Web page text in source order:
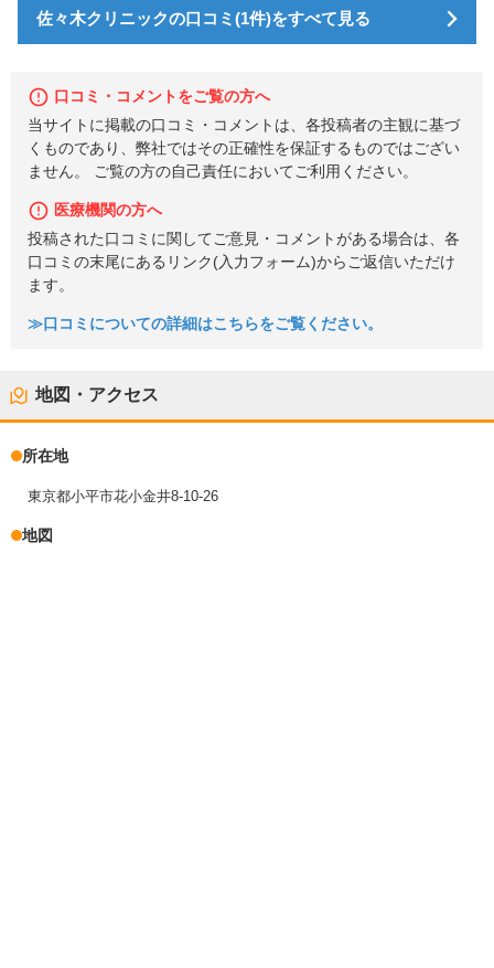
佐々木クリニックの口コミ(1件)をすべて見る
口コミ・コメントをご覧の方へ
当サイトに掲載の口コミ・コメントは、各投稿者の主観に基づ
くものであり、弊社ではその正確性を保証するものではござい
ません。 ご覧の方の自己責任においてご利用ください。
医療機関の方へ
投稿された口コミに関してご意見・コメントがある場合は、各
口コミの末尾にあるリンク(入力フォーム)からご返信いただけ
ます。
≫口コミについての詳細はこちらをご覧ください。
地図・アクセス
所在地
東京都小平市花小金井8-10-26
地図